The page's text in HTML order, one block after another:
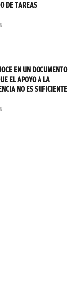
DE TAREAS
EN UN DOCUMENTO
EL APOYO A LA
NO ES SUFICIENTE